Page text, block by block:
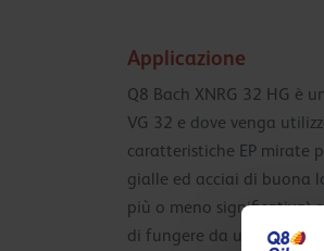
Applicazione
Q8 Bach XNRG 32 HG è
VG 32 e dove venga
caratteristiche EP mirate
gialle ed acciai di buona
più o meno significativa)
di fungere da unico